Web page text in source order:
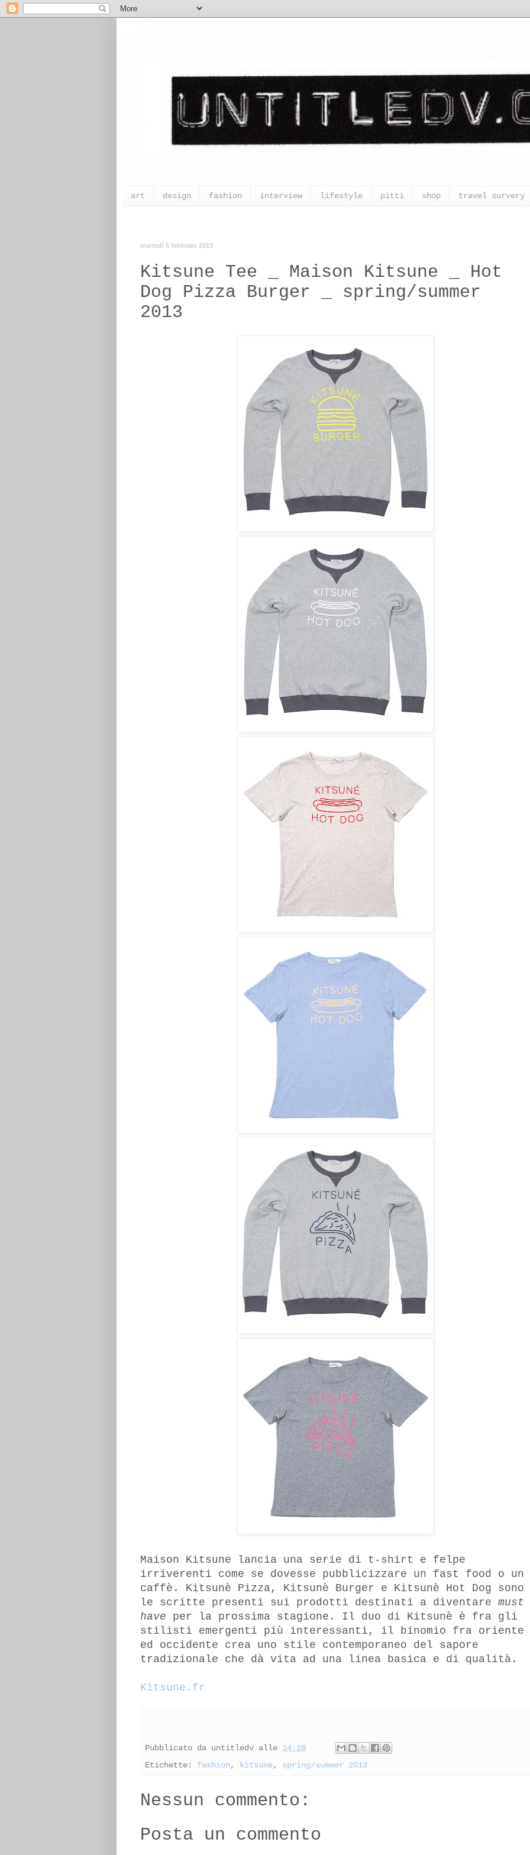
art design fashion interview lifestyle pitti shop travel survery
martedì 5 febbraio 2013
Kitsune Tee _ Maison Kitsune _ Hot
Dog Pizza Burger _ spring/summer
2013
Maison Kitsune lancia una serie di t-shirt e felpe
irriverenti come se dovesse pubblicizzare un fast food o un
caffè. Kitsunè Pizza, Kitsunè Burger e Kitsunè Hot Dog sono
le scritte presenti sui prodotti destinati a diventare must
have per la prossima stagione. Il duo di Kitsunè è fra gli
stilisti emergenti più interessanti, il binomio fra oriente
ed occidente crea uno stile contemporaneo del sapore
tradizionale che dà vita ad una linea basica e di qualità.
Kitsune.fr
Pubblicato da untitledv alle 14:28
Etichette: fashion, kitsune, spring/summer 2013
Nessun commento:
Posta un commento